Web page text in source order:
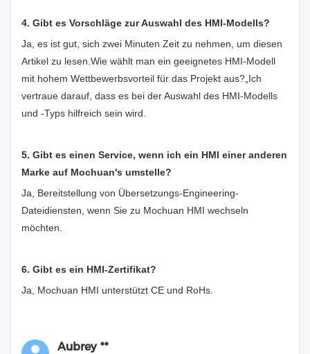
4. Gibt es Vorschläge zur Auswahl des HMI-Modells?
Ja, es ist gut, sich zwei Minuten Zeit zu nehmen, um diesen
Artikel zu lesen. Wie wählt man ein geeignetes HMI-Modell
mit hohem Wettbewerbsvorteil für das Projekt aus? „Ich
vertraue darauf, dass es bei der Auswahl des HMI-Modells
und -Typs hilfreich sein wird.
5. Gibt es einen Service, wenn ich ein HMI einer anderen
Marke auf Mochuan's umstelle?
Ja, Bereitstellung von Übersetzungs-Engineering-
Dateidiensten, wenn Sie zu Mochuan HMI wechseln
möchten.
6. Gibt es ein HMI-Zertifikat?
Ja, Mochuan HMI unterstützt CE und RoHs.
Aubrey **